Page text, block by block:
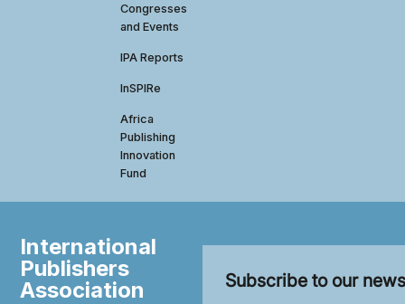
Congresses
and Events
IPA Reports
InSPIRe
Africa
Publishing
Innovation
Fund
International
Publishers
Association
Subscribe to our